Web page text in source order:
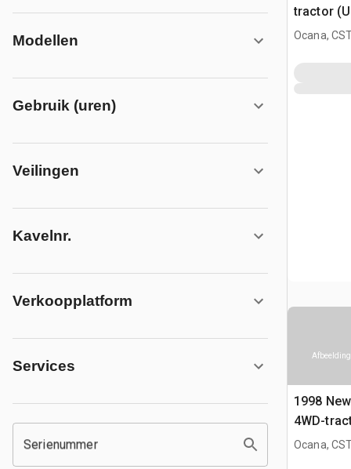
Modellen
Gebruik (uren)
Veilingen
Kavelnr.
Verkoopplatform
Services
Serienummer
tractor
Ocana,
1998
4WD-
Ocana,